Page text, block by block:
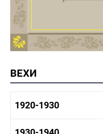
ВЕХИ
1920-1930
1920-1930 история